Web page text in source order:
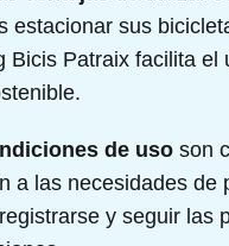
estacionar sus
Bicis Patraix facilita
de uso son
a las necesidades de
y seguir las